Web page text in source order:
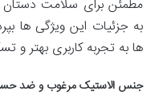
مطمئن برای سلامت دستان
به جزئیات این ویژگی ها
ها به تجربه کاربری بهتر
جنس الاستیک مرغوب و ضد